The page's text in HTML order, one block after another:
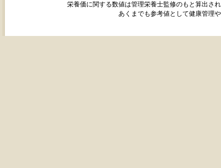
栄養価に関する数値は管理栄養士監修のもと算出さ
あくまでも参考値として健康管理